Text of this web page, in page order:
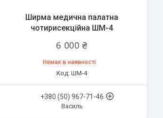
Ширма медична палатна
чотирисекційна ШМ-4
6 000 ₴
Немає в наявності
ШМ-4
+380 (50) 967-71-46
Василь